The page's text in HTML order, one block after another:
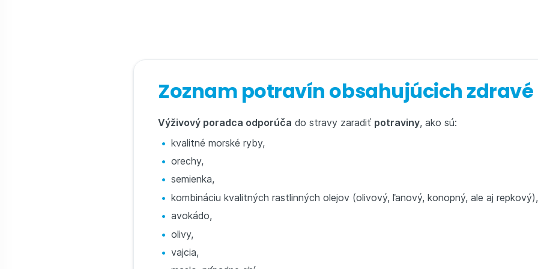
Zoznam potravín obsahujúcich
Výživový poradca odporúča do stravy zaradiť potraviny, ako sú:
kvalitné morské ryby,
orechy,
semienka,
kombináciu kvalitných rastlinných olejov (olivový, ľanový, konopný, ale aj repkový),
avokádo,
olivy,
vajcia,